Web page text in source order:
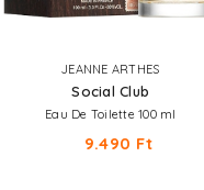
JEANNE ARTHES
Social Club
Eau De Toilette 100 ml
9.490 Ft